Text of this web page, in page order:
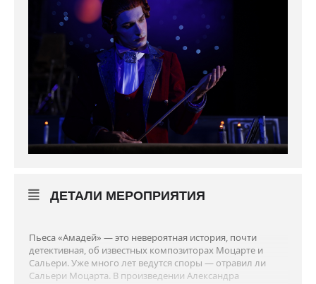
ДЕТАЛИ МЕРОПРИЯТИЯ
Пьеса «Амадей» — это невероятная история, почти
детективная, об известных композиторах Моцарте и
Сальери. Уже много лет ведутся споры — отравил ли
Сальери Моцарта. В произведении Александра